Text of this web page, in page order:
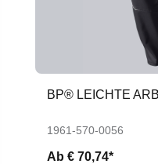
BP® LEICHTE
1961-570-0056
Ab € 70,74*